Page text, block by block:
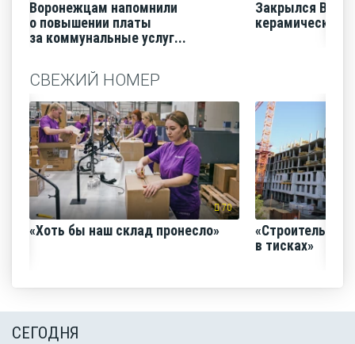
Воронежцам напомнили
о повышении платы
за коммунальные услуг...
Закрылся
керамический
СВЕЖИЙ НОМЕР
70
«Хоть бы наш склад пронесло»
«Строительный
в тисках»
СЕГОДНЯ